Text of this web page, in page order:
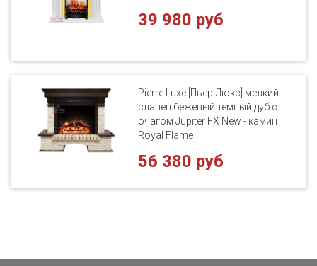
39 980 руб
Pierre Luxe [Пьер Люкс] мелкий
сланец бежевый темный дуб с
очагом Jupiter FX New - камин
Royal Flame
56 380 руб